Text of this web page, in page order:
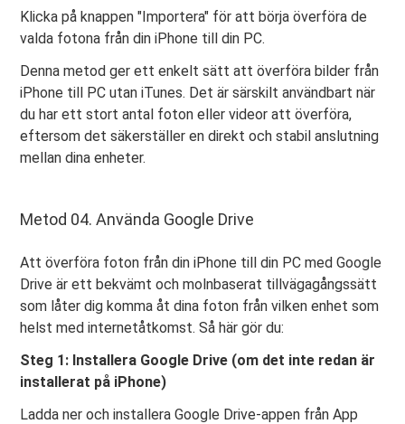
Klicka på knappen "Importera" för att börja överföra de
valda fotona från din iPhone till din PC.
Denna metod ger ett enkelt sätt att överföra bilder från
iPhone till PC utan iTunes. Det är särskilt användbart när
du har ett stort antal foton eller videor att överföra,
eftersom det säkerställer en direkt och stabil anslutning
mellan dina enheter.
Metod 04. Använda Google Drive
Att överföra foton från din iPhone till din PC med Google
Drive är ett bekvämt och molnbaserat tillvägagångssätt
som låter dig komma åt dina foton från vilken enhet som
helst med internetåtkomst. Så här gör du:
Steg 1: Installera Google Drive (om det inte redan är
installerat på iPhone)
Ladda ner och installera Google Drive-appen från App